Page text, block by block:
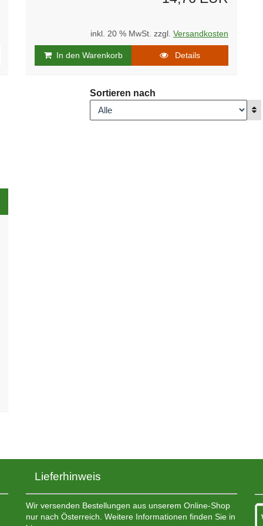
inkl. 20 % MwSt. zzgl. Versandkosten
In den Warenkorb Details
Sortieren nach
Lieferhinweis
Wir versenden Bestellungen aus unserem Online-Shop
nur nach Österreich. Weitere Informationen finden Sie in